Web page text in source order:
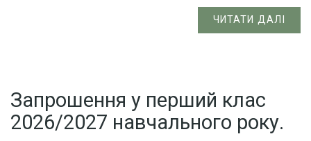
ЧИТАТИ ДАЛІ
Запрошення у перший клас
2026/2027 навчального року.